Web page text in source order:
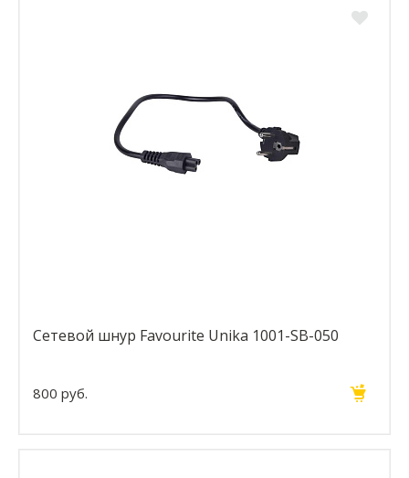
Сетевой шнур Favourite Unika 1001-SB-050
800 руб.